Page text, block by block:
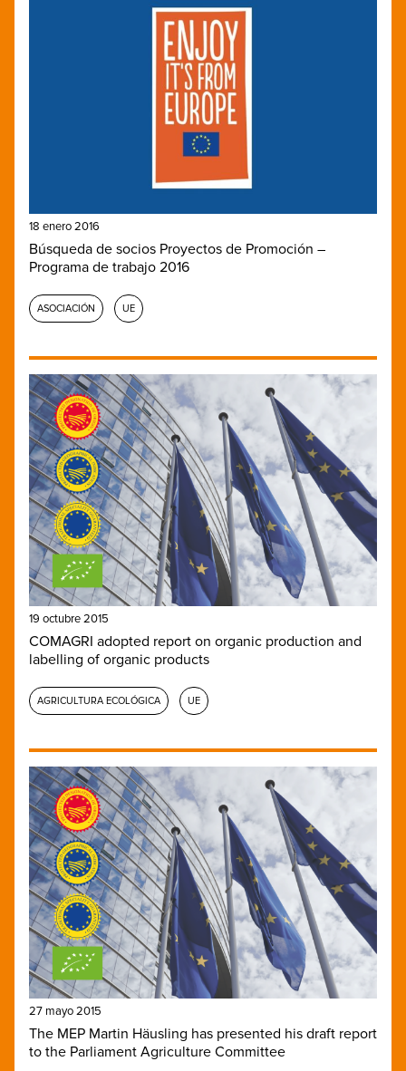
18 enero 2016
Búsqueda de socios Proyectos de Promoción –
Programa de trabajo 2016
ASOCIACIÓN UE
19 octubre 2015
COMAGRI adopted report on organic production and
labelling of organic products
AGRICULTURA ECOLÓGICA UE
27 mayo 2015
The MEP Martin Häusling has presented his draft report
to the Parliament Agriculture Committee